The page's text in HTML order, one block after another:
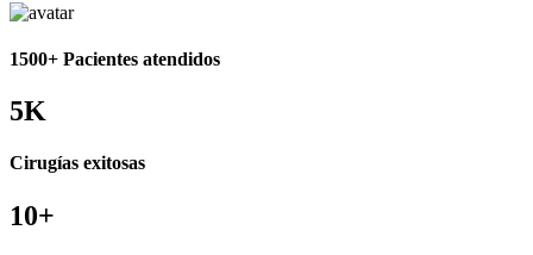
1500+ Pacientes atendidos
5K
Cirugías exitosas
10+